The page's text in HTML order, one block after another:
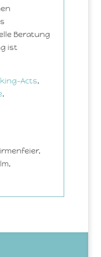
Beratung
ist
Acts,
,